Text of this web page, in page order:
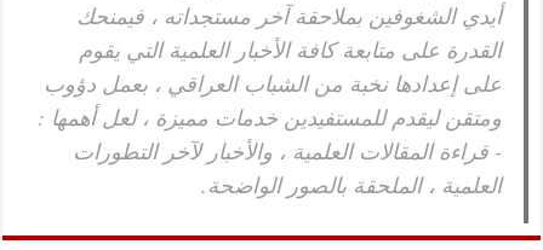
أيدي الشغوفين بملاحقة آخر مستجداته ، فيمنحك
القدرة على متابعة كافة الأخبار العلمية التي يقوم
على إعدادها نخبة من الشباب العراقي ، بعمل دؤوب
ومتقن ليقدم للمستفيدين خدمات مميزة ، لعل أهمها :
- قراءة المقالات العلمية ، والأخبار لآخر التطورات
العلمية ، الملحقة بالصور الواضحة.